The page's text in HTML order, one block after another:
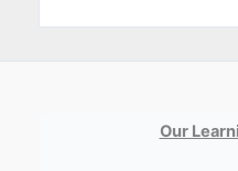
Our